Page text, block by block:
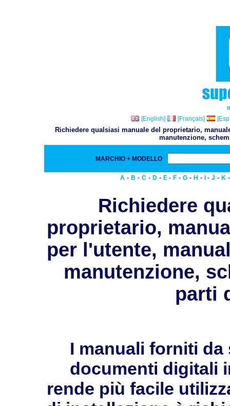
[English]
[Français]
Richiedere qualsiasi manuale del proprietario,
manutenzione,
MARCHIO + MODELLO
A - B - C - D - E - F - G - H - - J - K
Richiedere
proprietario,
per l'utente,
manutenzione,
parti
I manuali forniti
documenti digitali
rende più facile